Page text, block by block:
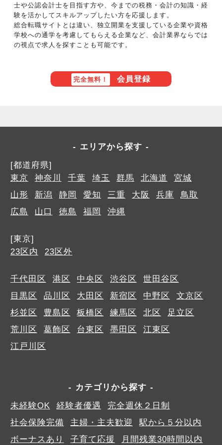
士や公認会計士を目指す方や、今までの税務・会計の知識・経
験を活かしてスキルアップしたい方を応援します。
総合転職サイトとは違い、独立開業を支援している企業や資格
学校への通学を考慮してもらえる企業など、会計業界ならでは
の視点で求人を探すことも可能です。
完全無料！ 会員登録
エリアから探す
[都道府県]
東京
神奈川 千葉 埼玉 群馬 北海道
宮城
山形
新潟 静岡 愛知 三重 大阪 兵庫
鳥取
広島
山口 徳島 福岡 沖縄
[東京]
23区内
23区外
千代田区 港区 中央区 渋谷区
世田谷区
目黒区
品川区 大田区 新宿区 中野区
文京区
杉並区
豊島区 板橋区 練馬区 北区
足立区
荒川区
葛飾区 台東区 墨田区
江東区
江戸川区
カテゴリから探す
未経験OK
経験者優遇
完全週休２日制
社会保険完備
主婦・主夫歓迎
駅から５分以内
ボーナスあり
子育て応援
月間残業30時間以内